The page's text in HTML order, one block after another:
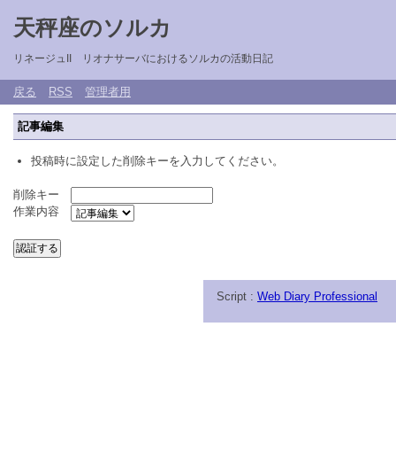
天秤座のソルカ
リネージュII リオナサーバにおけるソルカの活動日記
戻る RSS 管理者用
記事編集
投稿時に設定した削除キーを入力してください。
削除キー
作業内容
Script : Web Diary Professional